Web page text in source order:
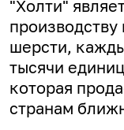
"Холти"
шерсти,
тысячи
которая
странам